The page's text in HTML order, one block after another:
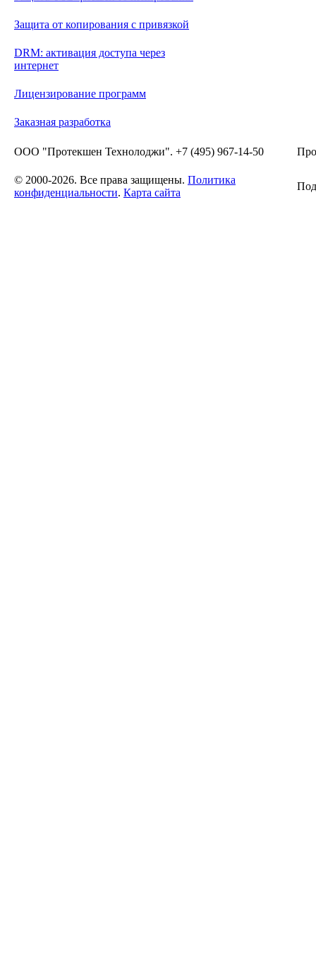
Защита от копирования с привязкой
DRM: активация доступа через
интернет
Лицензирование программ
Заказная разработка
ООО "Протекшен Технолоджи". +7 (495) 967-14-50
© 2000-2026. Все права защищены. Политика
конфиденциальности. Карта сайта